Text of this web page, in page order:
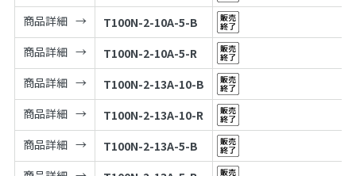
商品詳細
T100N-2-10A-5-B
商品詳細
T100N-2-10A-5-R
商品詳細
T100N-2-13A-10-B
商品詳細
T100N-2-13A-10-R
商品詳細
T100N-2-13A-5-B